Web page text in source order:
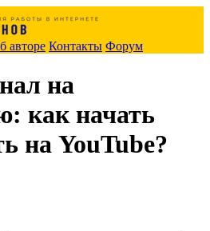
авторе Контакты Форум
на
как начать
на YouTube?